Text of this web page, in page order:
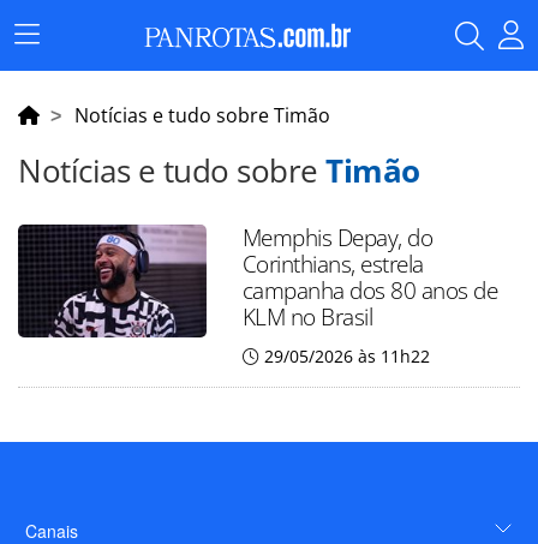
Menu
Principal
Notícias e tudo sobre Timão
Notícias e tudo sobreTimão
Memphis Depay, do
Corinthians, estrela
campanha dos 80 anos de
KLM no Brasil
29/05/2026 às 11h22
Canais